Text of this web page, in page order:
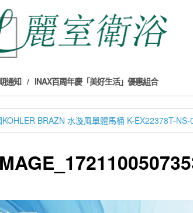
通知 INAX百周年慶「美好生活」優惠組合
KOHLER BRAZN 水漩風單體馬桶 K-EX22378T-